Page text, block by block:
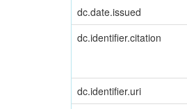
dc.date.issued
dc.identifier.citation
dc.identifier.uri